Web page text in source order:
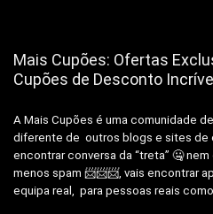
Mais Cupões: Ofertas
Cupões de Desconto
A Mais Cupões é uma comunidade
diferente de outros blogs e sites de
encontrar conversa da “treta” 🤐
menos spam 📨📨📨, vais encontrar
equipa real, para pessoas reais